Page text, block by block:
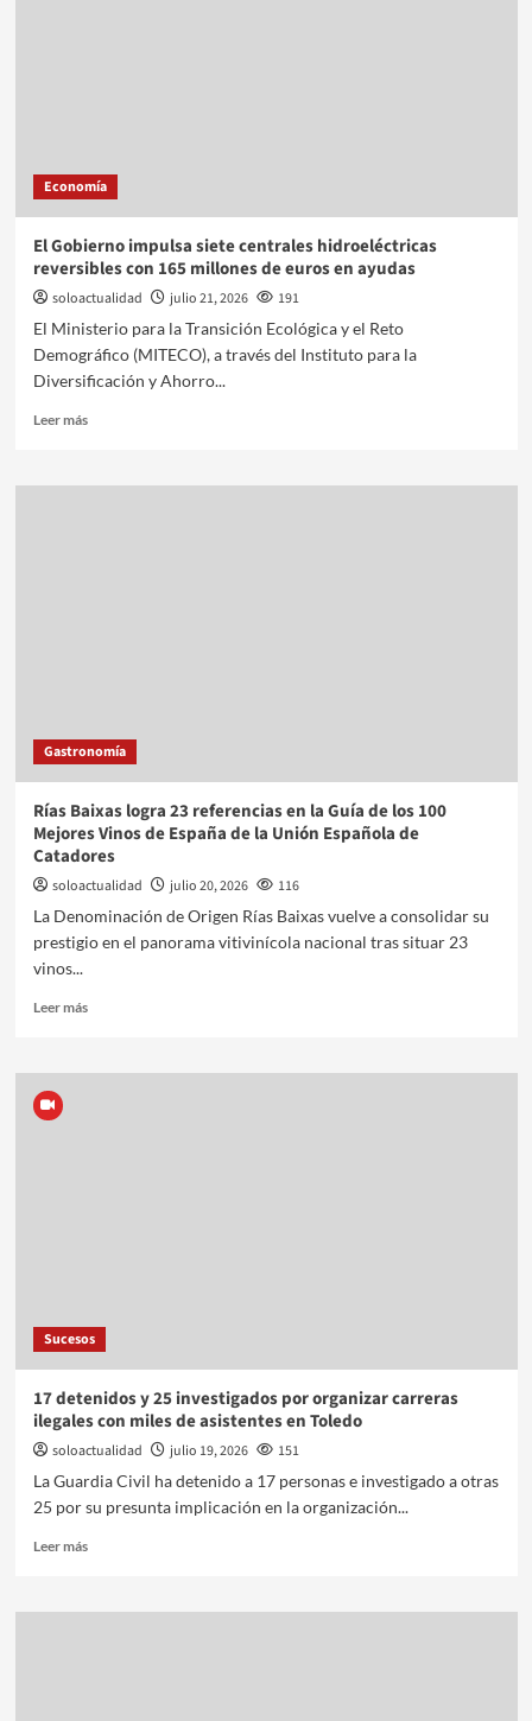
Economía
El Gobierno impulsa siete centrales hidroeléctricas
reversibles con 165 millones de euros en ayudas
soloactualidad julio 21, 2026
191
El Ministerio para la Transición Ecológica y el Reto
Demográfico (MITECO), a través del Instituto para la
Diversificación y Ahorro...
Leer más
Gastronomía
Rías Baixas logra 23 referencias en la Guía de los 100
Mejores Vinos de España de la Unión Española de
Catadores
soloactualidad julio 20, 2026
116
La Denominación de Origen Rías Baixas vuelve a consolidar su
prestigio en el panorama vitivinícola nacional tras situar 23
vinos...
Leer más
Sucesos
17 detenidos y 25 investigados por organizar carreras
ilegales con miles de asistentes en Toledo
soloactualidad julio 19, 2026
151
La Guardia Civil ha detenido a 17 personas e investigado a otras
25 por su presunta implicación en la organización...
Leer más